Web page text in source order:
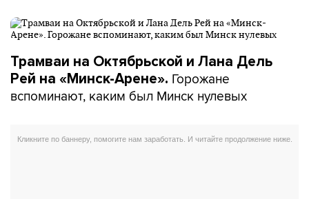
Трамваи на Октябрьской и Лана Дель
Рей на «Минск-Арене». Горожане
вспоминают, каким был Минск нулевых